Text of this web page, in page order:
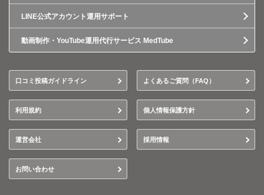
LINE公式アカウント運用サポート
動画制作・YouTube運用代行サービス MedTube
口コミ投稿ガイドライン よくあるご質問（FAQ）
利用規約 個人情報保護方針
運営会社 採用情報
お問い合わせ